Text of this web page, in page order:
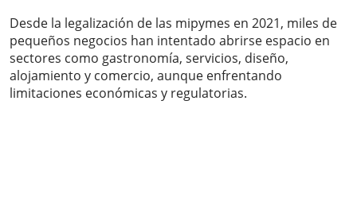
Desde la legalización de las mipymes en 2021, miles de
pequeños negocios han intentado abrirse espacio en
sectores como gastronomía, servicios, diseño,
alojamiento y comercio, aunque enfrentando
limitaciones económicas y regulatorias.